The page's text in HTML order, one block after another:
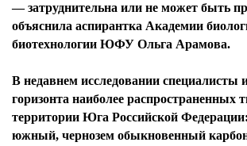
— затруднительна или не может быть
объяснила аспирантка Академии
биотехнологии ЮФУ Ольга Арамова.
В недавнем исследовании специалисты
горизонта наиболее распространенных
территории Юга Российской
южный, чернозем обыкновенный